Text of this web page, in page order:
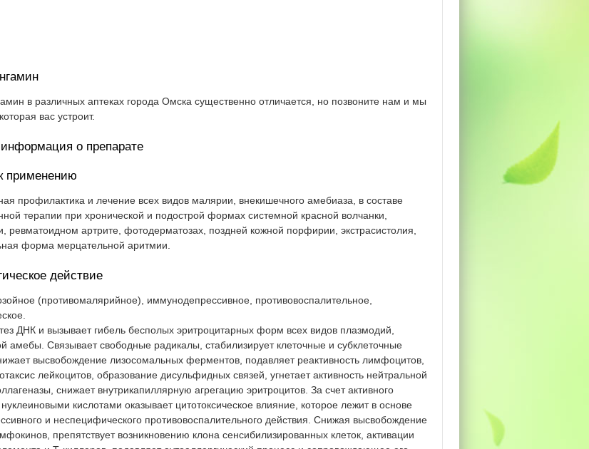
в различных аптеках города Омска существенно отличается, но позвоните нам и мы
вас устроит.
о препарате
применению
профилактика и лечение всех видов малярии, внекишечного амебиаза, в составе
терапии при хронической и подострой формах системной красной волчанки,
ревматоидном артрите, фотодерматозах, поздней кожной порфирии, экстрасистолия,
форма мерцательной аритмии.
действие
(противомалярийное), иммунодепрессивное, противовоспалительное,
ДНК и вызывает гибель бесполых эритроцитарных форм всех видов плазмодий,
амебы. Связывает свободные радикалы, стабилизирует клеточные и субклеточные
высвобождение лизосомальных ферментов, подавляет реактивность лимфоцитов,
лейкоцитов, образование дисульфидных связей, угнетает активность нейтральной
снижает внутрикапиллярную агрегацию эритроцитов. За счет активного
кислотами оказывает цитотоксическое влияние, которое лежит в основе
и неспецифического противовоспалительного действия. Снижая высвобождение
препятствует возникновению клона сенсибилизированных клеток, активации